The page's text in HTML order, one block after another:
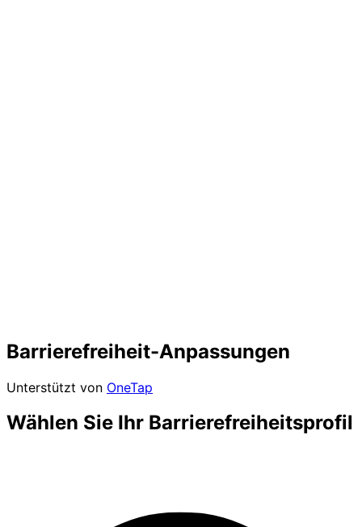
Barrierefreiheit-Anpassungen
Unterstützt von OneTap
Wählen Sie Ihr Barrierefreiheitsprofil